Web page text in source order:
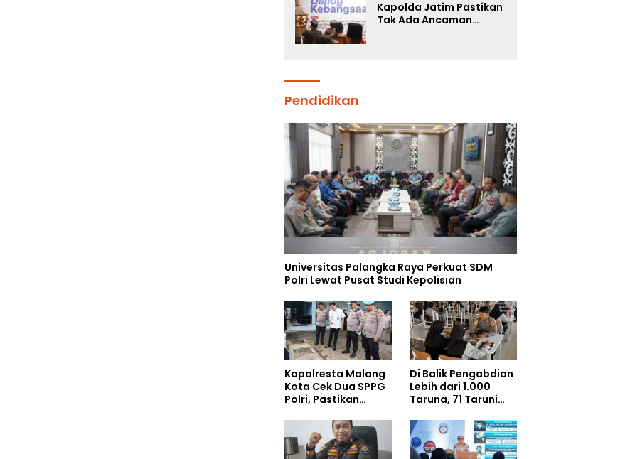
Sentosa 2 Berjalan
Maksimal
Kapolda Jatim Pastikan
Tak Ada Ancaman
Pendidikan
Universitas Palangka Raya Perkuat SDM
Polri Lewat Pusat Studi Kepolisian
Kapolresta Malang
Kota Cek Dua SPPG
Polri, Pastikan
Pengelolaan Limbah
Berjalan Optimal
Di Balik Pengabdian
Lebih dari 1.000
Taruna, 71 Taruni
Pembentukan
Karakter Siswa
Sekolah Rakyat